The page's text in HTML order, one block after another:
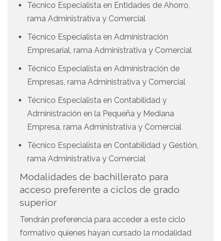
Técnico Especialista en Entidades de Ahorro,
rama Administrativa y Comercial
Técnico Especialista en Administración
Empresarial, rama Administrativa y Comercial
Técnico Especialista en Administración de
Empresas, rama Administrativa y Comercial
Técnico Especialista en Contabilidad y
Administración en la Pequeña y Mediana
Empresa, rama Administrativa y Comercial
Técnico Especialista en Contabilidad y Gestión,
rama Administrativa y Comercial
Modalidades de bachillerato para
acceso preferente a ciclos de grado
superior
Tendrán preferencia para acceder a este ciclo
formativo quienes hayan cursado la modalidad